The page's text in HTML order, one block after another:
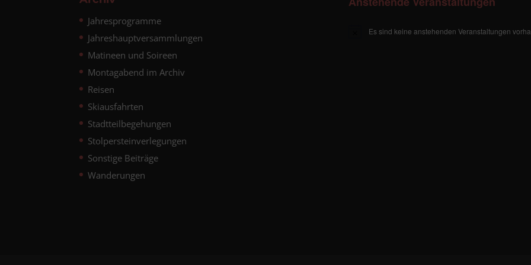
Jahresprogramme
Jahreshauptversammlungen
Matineen und Soireen
Montagabend im Archiv
Reisen
Skiausfahrten
Stadtteilbegehungen
Stolpersteinverlegungen
Sonstige Beiträge
Wanderungen
Es sind keine anstehenden Veranstaltungen